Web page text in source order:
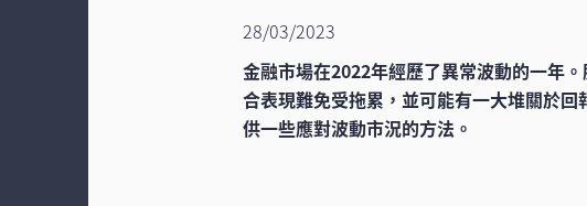
28/03/2023
金融市場在2022年經歷了異常波動的一年
合表現難免受拖累，並可能有一大堆關於
供一些應對波動市況的方法。